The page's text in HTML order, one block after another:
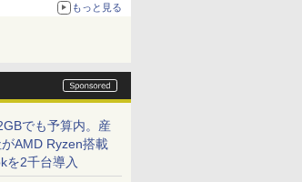
もっと見る
でも予算内。産
AMD Ryzen搭載
を2千台導入